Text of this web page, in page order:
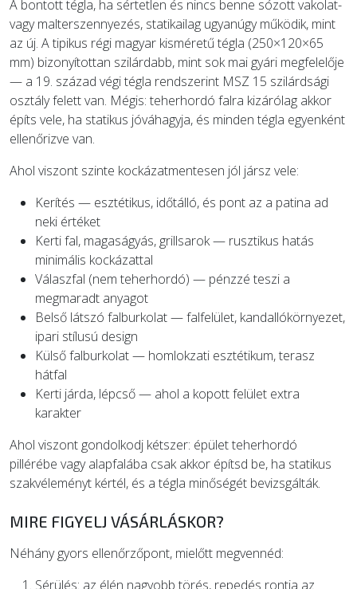
A bontott tégla, ha sértetlen és nincs benne sózott vakolat-
vagy malterszennyezés, statikailag ugyanúgy működik, mint
az új. A tipikus régi magyar kisméretű tégla (250×120×65
mm) bizonyítottan szilárdabb, mint sok mai gyári megfelelője
— a 19. század végi tégla rendszerint MSZ 15 szilárdsági
osztály felett van. Mégis: teherhordó falra kizárólag akkor
építs vele, ha statikus jóváhagyja, és minden tégla egyenként
ellenőrizve van.
Ahol viszont szinte kockázatmentesen jól jársz vele:
Kerítés — esztétikus, időtálló, és pont az a patina ad
neki értéket
Kerti fal, magaságyás, grillsarok — rusztikus hatás
minimális kockázattal
Válaszfal (nem teherhordó) — pénzzé teszi a
megmaradt anyagot
Belső látszó falburkolat — falfelület, kandallókörnyezet,
ipari stílusú design
Külső falburkolat — homlokzati esztétikum, terasz
hátfal
Kerti járda, lépcső — ahol a kopott felület extra
karakter
Ahol viszont gondolkodj kétszer: épület teherhordó
pillérébe vagy alapfalába csak akkor építsd be, ha statikus
szakvéleményt kértél, és a tégla minőségét bevizsgálták.
MIRE FIGYELJ VÁSÁRLÁSKOR?
Néhány gyors ellenőrzőpont, mielőtt megvennéd:
Sérülés: az élén nagyobb törés, repedés rontja az